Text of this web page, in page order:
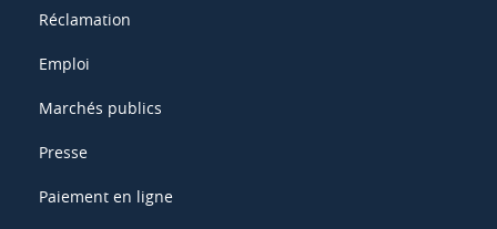
Réclamation
Emploi
Marchés publics
Presse
Paiement en ligne